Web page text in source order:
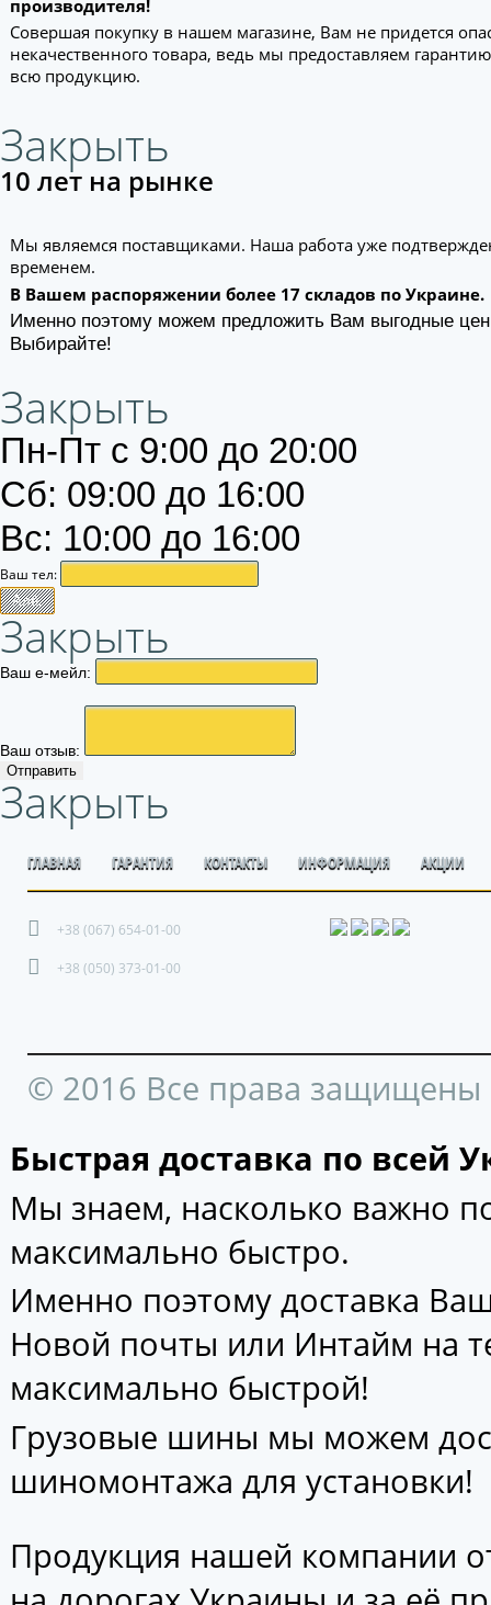
производителя!
Совершая покупку в нашем магазине, Вам не придется
некачественного товара, ведь мы предоставляем
всю продукцию.
Закрыть
10 лет на рынке
Мы являемся поставщиками. Наша работа уже
временем.
В Вашем распоряжении более 17 складов по Украине.
Именно поэтому можем предложить Вам выгодные
Выбирайте!
Закрыть
Пн-Пт с 9:00 до 20:00
Сб: 09:00 до 16:00
Вс: 10:00 до 16:00
Ваш тел:
Алё.
Закрыть
Ваш е-мейл:
Ваш отзыв:
Отправить
Закрыть
ГЛАВНАЯ ГАРАНТИЯ КОНТАКТЫ ИНФОРМАЦИЯ АКЦИИ
+38 (067) 654-01-00
+38 (050) 373-01-00
© 2016 Все права защищены
Быстрая доставка по всей
Мы знаем, насколько важно
максимально быстро.
Именно поэтому доставка
Новой почты или Интайм на
максимально быстрой!
Грузовые шины мы можем
шиномонтажа для установки!
Продукция нашей компании